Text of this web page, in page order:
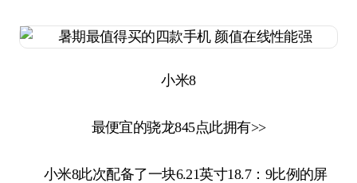
小米8
最便宜的骁龙845点此拥有>>
小米8此次配备了一块6.21英寸18.7：9比例的屏